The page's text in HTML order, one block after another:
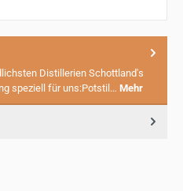
Distillerien Schottland's
speziell für uns:Potstil… Mehr